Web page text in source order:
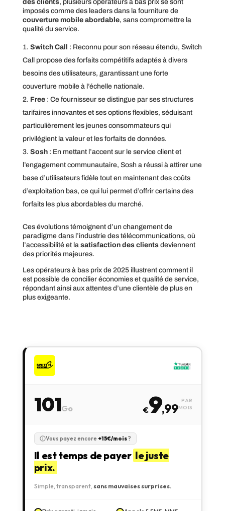
des clients, plusieurs opérateurs à bas prix se sont
imposés comme des leaders dans la fourniture de
couverture mobile abordable, sans compromettre la
qualité du service.
Switch Call : Reconnu pour son réseau étendu, Switch
Call propose des forfaits compétitifs adaptés à divers
besoins des utilisateurs, garantissant une forte
couverture mobile à l’échelle nationale.
Free : Ce fournisseur se distingue par ses structures
tarifaires innovantes et ses options flexibles, séduisant
particulièrement les jeunes consommateurs qui
privilégient la valeur et les forfaits de données.
Sosh : En mettant l’accent sur le service client et
l’engagement communautaire, Sosh a réussi à attirer une
base d’utilisateurs fidèle tout en maintenant des coûts
d’exploitation bas, ce qui lui permet d’offrir certains des
forfaits les plus abordables du marché.
Ces évolutions témoignent d’un changement de
paradigme dans l’industrie des télécommunications, où
l’accessibilité et la satisfaction des clientsdeviennent
des priorités majeures.
Les opérateurs à bas prix de 2025 illustrent comment il
est possible de concilier économies et qualité de service,
répondant ainsi aux attentes d’une clientèle de plus en
plus exigeante.
101Go €9,99
PAR
MOIS
Vous payez encore +15€/mois?
Il est temps de payer le juste
prix.
Simple, transparent, sans mauvaises surprises.